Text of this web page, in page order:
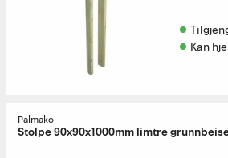
Kan
Palmako
Stolpe 90x90x1000mm limtre